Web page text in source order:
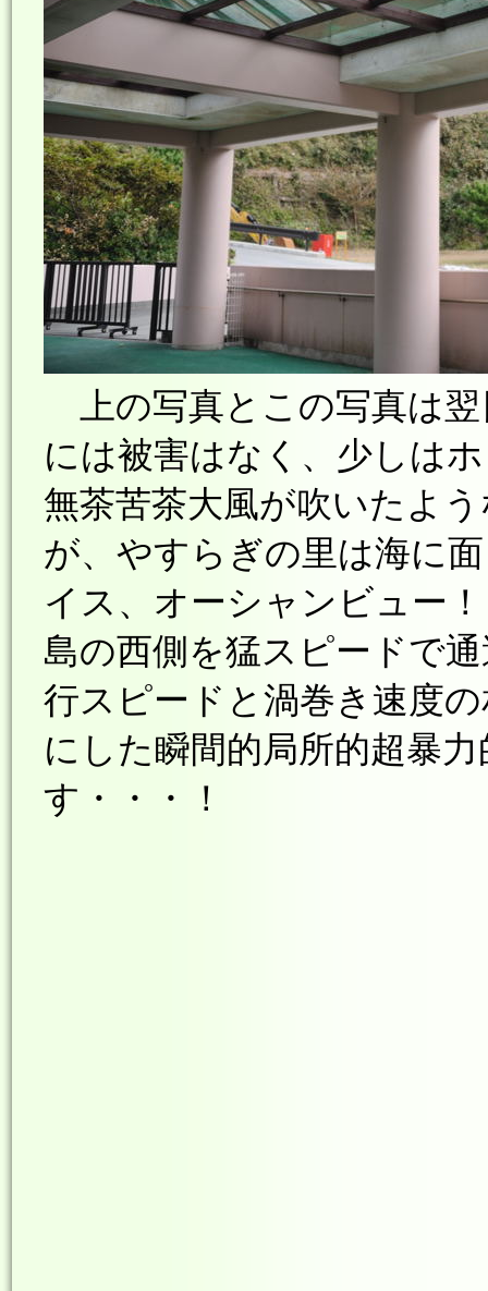
上の写真とこの写真は翌
には被害はなく、少しは
無茶苦茶大風が吹いたよ
が、やすらぎの里は海に
イス、オーシャンビュー
島の西側を猛スピードで
行スピードと渦巻き速度
にした瞬間的局所的超暴
す・・・！